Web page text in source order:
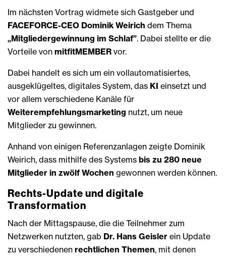
Im nächsten Vortrag widmete sich Gastgeber und
FACEFORCE-CEO Dominik Weirich dem Thema
„Mitgliedergewinnung im Schlaf”. Dabei stellte er die
Vorteile von mitfitMEMBER vor.
Dabei handelt es sich um ein vollautomatisiertes,
ausgeklügeltes, digitales System, das KI einsetzt und
vor allem verschiedene Kanäle für
Weiterempfehlungsmarketing nutzt, um neue
Mitglieder zu gewinnen.
Anhand von einigen Referenzanlagen zeigte Dominik
Weirich, dass mithilfe des Systems bis zu 280 neue
Mitglieder in zwölf Wochen gewonnen werden können.
Rechts-Update und digitale
Transformation
Nach der Mittagspause, die die Teilnehmer zum
Netzwerken nutzten, gab Dr. Hans Geisler ein Update
zu verschiedenen rechtlichen Themen, mit denen